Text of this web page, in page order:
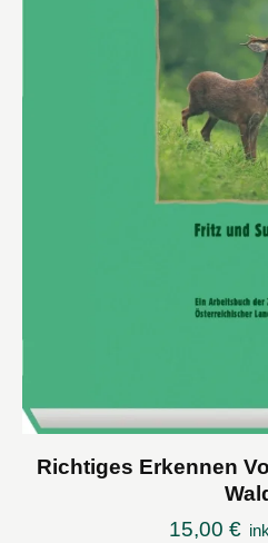
Richtiges Erkennen
15,00 €